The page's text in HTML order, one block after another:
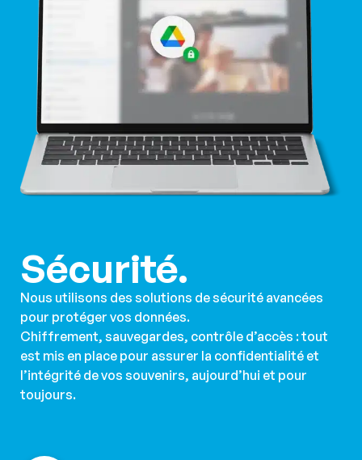
Sécurité.
Nous utilisons des solutions de sécurité avancées
pour protéger vos données.
Chiffrement, sauvegardes, contrôle d’accès : tout
est mis en place pour assurer la confidentialité et
l’intégrité de vos souvenirs, aujourd’hui et pour
toujours.